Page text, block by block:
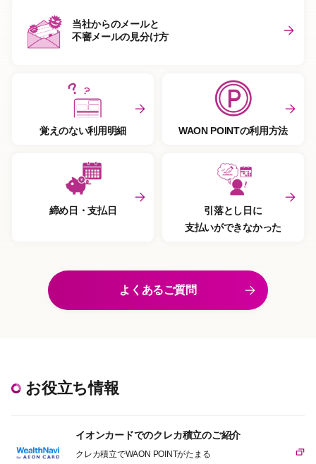
当社からのメールと
不審メールの見分け方
覚えのない利用明細 WAON POINTの利用方法
締め日・支払日
引落とし日に
支払いができなかった
よくあるご質問
お役立ち情報
イオンカードでのクレカ積立のご紹介
クレカ積立でWAON POINTがたまる